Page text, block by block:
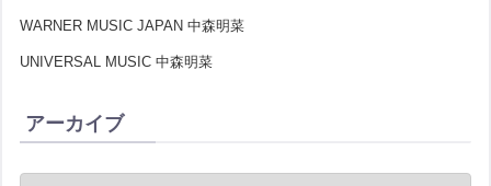
WARNER MUSIC JAPAN 中森明菜
UNIVERSAL MUSIC 中森明菜
アーカイブ